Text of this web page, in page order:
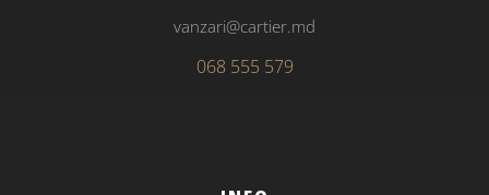
vanzari@cartier.md
068 555 579